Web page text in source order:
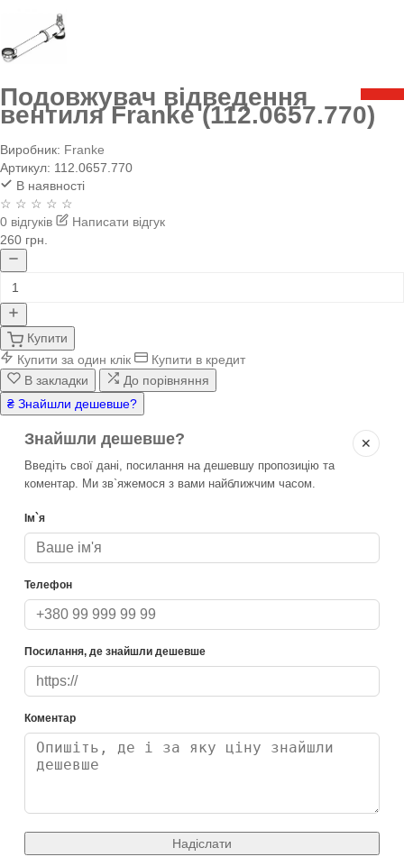
Подовжувач відведення
вентиля Franke (112.0657.770)
Виробник: Franke
Артикул: 112.0657.770
В наявності
☆ ☆ ☆ ☆ ☆
0 відгуків
Написати відгук
260 грн.
Купити
Купити за один клік
Купити в кредит
В закладки
До порівняння
₴ Знайшли дешевше?
✕
Знайшли дешевше?
Введіть свої дані, посилання на дешевшу пропозицію та
коментар. Ми зв`яжемося з вами найближчим часом.
Ім`я
Телефон
Посилання, де знайшли дешевше
Коментар
Надіслати